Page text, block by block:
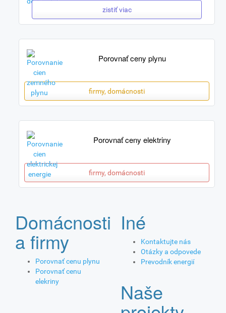
zistiť viac
Porovnať ceny plynu
firmy, domácnosti
Porovnať ceny elektriny
firmy, domácnosti
Domácnosti
a firmy
Porovnať cenu plynu
Porovnať cenu
elekriny
Iné
Kontaktujte nás
Otázky a odpovede
Prevodník energií
Naše